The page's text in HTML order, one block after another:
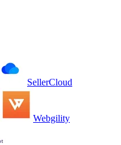
SellerCloud
Webgility